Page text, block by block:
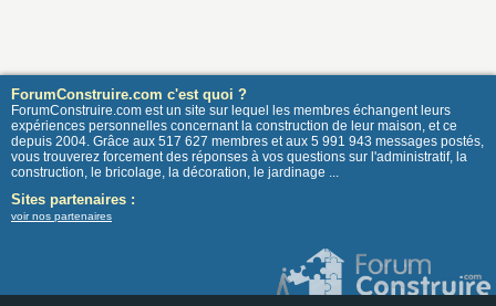
ForumConstruire.com c'est quoi ?
ForumConstruire.com est un site sur lequel les membres échangent leurs
expériences personnelles concernant la construction de leur maison, et ce
depuis 2004. Grâce aux 517 627 membres et aux 5 991 943 messages postés,
vous trouverez forcement des réponses à vos questions sur l'administratif, la
construction, le bricolage, la décoration, le jardinage ...
Sites partenaires :
voir nos partenaires